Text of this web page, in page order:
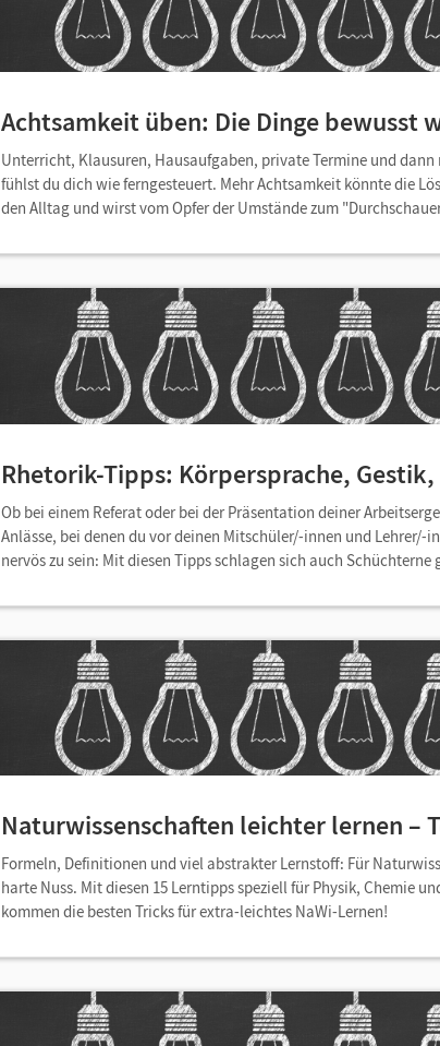
Achtsamkeit üben: Die Dinge bewusst
Unterricht, Klausuren, Hausaufgaben, private Termine und
fühlst du dich wie ferngesteuert. Mehr Achtsamkeit könnte die
den Alltag und wirst vom Opfer der Umstände zum
Rhetorik-Tipps: Körpersprache,
Ob bei einem Referat oder bei der Präsentation deiner
Anlässe, bei denen du vor deinen Mitschüler/-innen und Lehrer/-
nervös zu sein: Mit diesen Tipps schlagen sich auch Schüchterne
Naturwissenschaften leichter lernen –
Formeln, Definitionen und viel abstrakter Lernstoff: Für
harte Nuss. Mit diesen 15 Lerntipps speziell für Physik, Chemie
kommen die besten Tricks für extra-leichtes NaWi-Lernen!